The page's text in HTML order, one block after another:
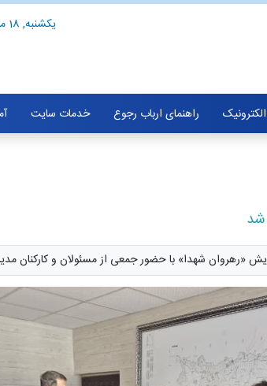
یکشنبه, 18 مرداد 1405
راهنمای ارباب رجوع خدمات سایت
شد
شهدا» با حضور جمعی از مسئولان و کارکنان